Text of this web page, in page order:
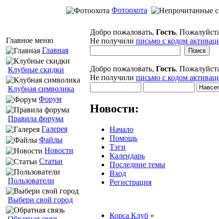
Фотоохота
Главное меню
Главная
Клубные скидки
Клубная символика
Форум
Правила форума
Галерея
Файлы
Новости
Статьи
Пользователи
Выбери свой город
Добро пожаловать, Гость.
Не получили письмо с кодом
Добро пожаловать, Гость.
Не получили письмо с кодом
Новости:
Начало
Помощь
Тэги
Календарь
Последние темы
Вход
Регистрация
Корса Клуб »